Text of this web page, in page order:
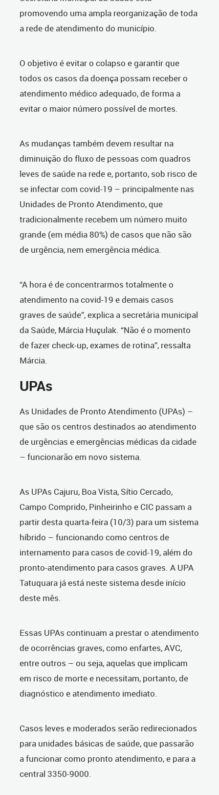
promovendo uma ampla reorganização de toda
a rede de atendimento do município.
O objetivo é evitar o colapso e garantir que
todos os casos da doença possam receber o
atendimento médico adequado, de forma a
evitar o maior número possível de mortes.
As mudanças também devem resultar na
diminuição do fluxo de pessoas com quadros
leves de saúde na rede e, portanto, sob risco de
se infectar com covid-19 – principalmente nas
Unidades de Pronto Atendimento, que
tradicionalmente recebem um número muito
grande (em média 80%) de casos que não são
de urgência, nem emergência médica.
“A hora é de concentrarmos totalmente o
atendimento na covid-19 e demais casos
graves de saúde”, explica a secretária municipal
da Saúde, Márcia Huçulak. “Não é o momento
de fazer check-up, exames de rotina”, ressalta
Márcia.
UPAs
As Unidades de Pronto Atendimento (UPAs) –
que são os centros destinados ao atendimento
de urgências e emergências médicas da cidade
– funcionarão em novo sistema.
As UPAs Cajuru, Boa Vista, Sítio Cercado,
Campo Comprido, Pinheirinho e CIC passam a
partir desta quarta-feira (10/3) para um sistema
híbrido – funcionando como centros de
internamento para casos de covid-19, além do
pronto-atendimento para casos graves. A UPA
Tatuquara já está neste sistema desde início
deste mês.
Essas UPAs continuam a prestar o atendimento
de ocorrências graves, como enfartes, AVC,
entre outros – ou seja, aquelas que implicam
em risco de morte e necessitam, portanto, de
diagnóstico e atendimento imediato.
Casos leves e moderados serão redirecionados
para unidades básicas de saúde, que passarão
a funcionar como pronto atendimento, e para a
central 3350-9000.